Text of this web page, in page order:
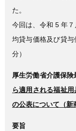
k
た。
今回は、令和 5 年
均貸与価格及び貸
分）
厚生労働省介護保
ら適用される福祉
の公表について（新
要旨